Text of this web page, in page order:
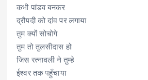
कभी पांडव बनकर
द्रौपदी को दांव पर लगाया
तुम क्यों सोचोगे
तुम तो तुलसीदास हो
जिस रत्नावली ने तुम्हे
ईश्वर तक पहुँचाया